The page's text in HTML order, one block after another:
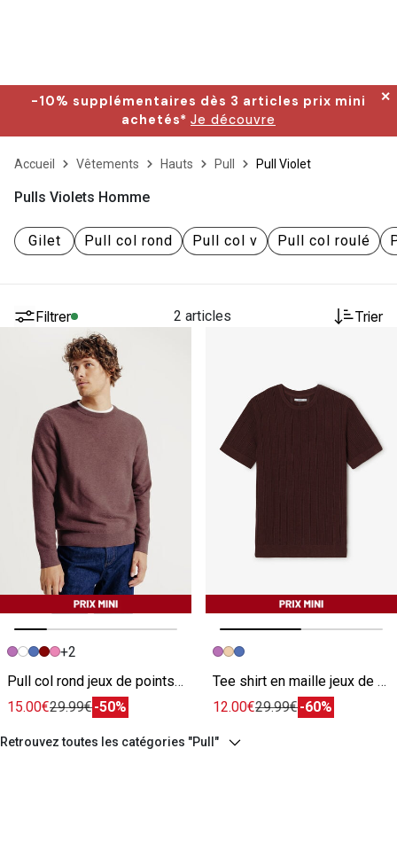
-10% supplémentaires dès 3 articles prix mini
achetés* Je découvre
✕
Accueil Vêtements Hauts Pull Pull Violet
Pulls Violets Homme
Gilet Pull col rond Pull col v Pull col roulé
Filtrer 2 articles Trier
Image précédente
Image suivante
+2
Pull col rond jeux de points fantaisie violet
15.00€29.99€-50%
Image précédente
Image suivante
Tee shirt en maille jeux de points violet
12.00€29.99€-60%
Retrouvez toutes les catégories "Pull"